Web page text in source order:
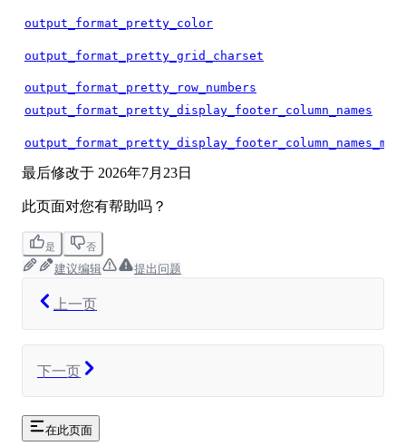
output_format_pretty_color
output_format_pretty_grid_charset
output_format_pretty_row_numbers
output_format_pretty_display_footer_column_names
最后修改于 2026年7月23日
此页面对您有帮助吗？
是 否
建议编辑 提出问题
上一页
下一页
在此页面